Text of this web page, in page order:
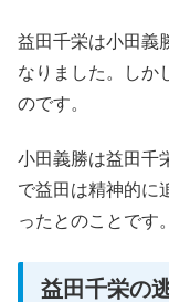
益田千栄は小田義
なりました。しか
のです。
小田義勝は益田千
で益田は精神的に
ったとのことです。
益田千栄の